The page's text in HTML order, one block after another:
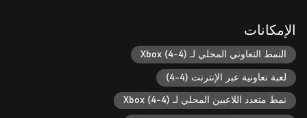
الإمكانات
النمط التعاوني المحلي لـ Xbox (4-4)
لعبة تعاونية عبر الإنترنت (4-4)
نمط متعدد اللاعبين المحلي لـ Xbox (4-4)